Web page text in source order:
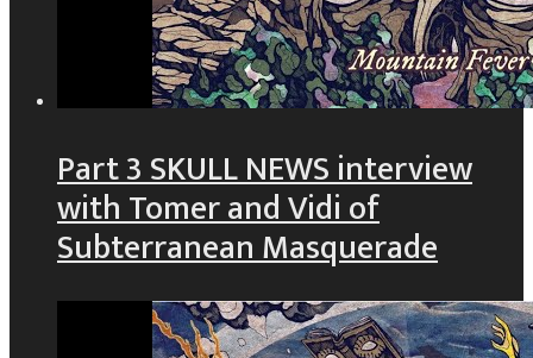
Part 3 SKULL NEWS interview
with Tomer and Vidi of
Subterranean Masquerade